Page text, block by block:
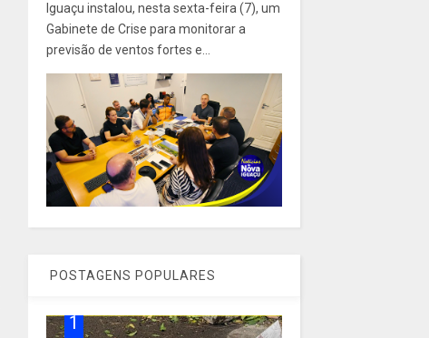
Iguaçu instalou, nesta sexta-feira (7), um
Gabinete de Crise para monitorar a
previsão de ventos fortes e...
POSTAGENS POPULARES
1